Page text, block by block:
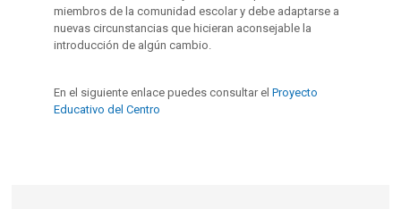
miembros de la comunidad escolar y debe adaptarse a
nuevas circunstancias que hicieran aconsejable la
introducción de algún cambio.
En el siguiente enlace puedes consultar el Proyecto
Educativo del Centro